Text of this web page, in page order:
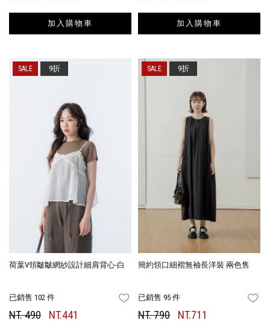
加入購物車 加入購物車
荷葉V領皺皺網紗設計細肩背心-白
已銷售 102 件 FAVORITES
NT. 490 NT.441
9折
簡約領口細褶無袖長洋裝 兩色售
已銷售 95 件
NT. 790 NT.711
9折